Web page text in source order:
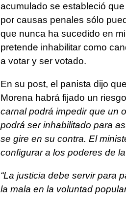
acumulado se estableció
por causas penales sólo
que nunca ha sucedido en
pretende inhabilitar como
a votar y ser votado.
En su post, el panista dijo
Morena habrá fijado un
carnal podrá impedir que un
podrá ser inhabilitado para
se gire en su contra. El
configurar a los poderes de
“La justicia debe servir para
la mala en la voluntad